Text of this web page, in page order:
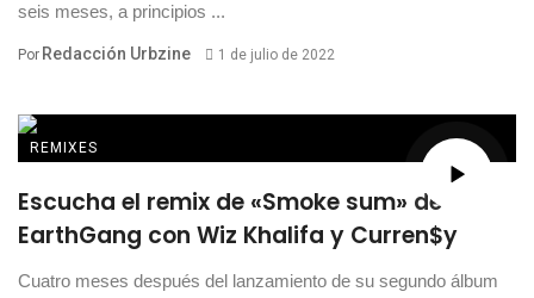
seis meses, a principios ...
Por Redacción Urbzine 1 de julio de 2022
REMIXES
Escucha el remix de «Smoke sum» de
EarthGang con Wiz Khalifa y Curren$y
Cuatro meses después del lanzamiento de su segundo álbum